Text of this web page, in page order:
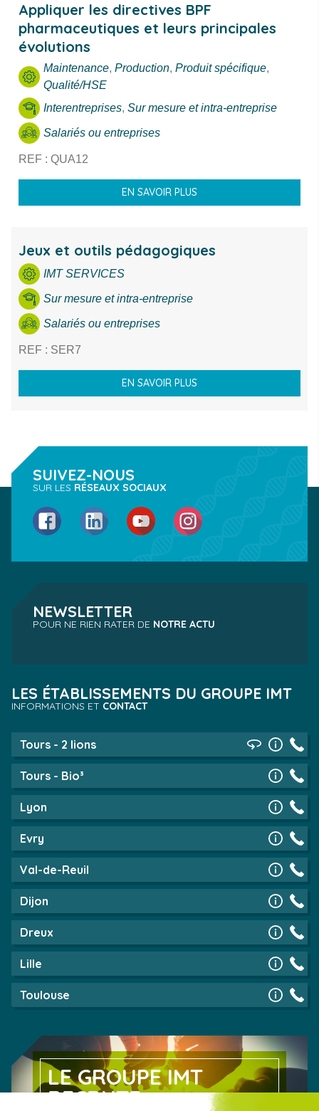
Appliquer les directives BPF
pharmaceutiques et leurs principales
évolutions
Maintenance, Production, Produit spécifique,
Qualité/HSE
Interentreprises, Sur mesure et intra-entreprise
Salariés ou entreprises
REF : QUA12
EN SAVOIR PLUS
Jeux et outils pédagogiques
IMT SERVICES
Sur mesure et intra-entreprise
Salariés ou entreprises
REF : SER7
EN SAVOIR PLUS
SUIVEZ-NOUS
SUR LES RÉSEAUX SOCIAUX
FacebookLinkedIn YouTube Instagram
NEWSLETTER
POUR NE RIEN RATER DE NOTRE ACTU
LES ÉTABLISSEMENTS DU GROUPE IMT
INFORMATIONS ET CONTACT
Tours - 2 lions
Tours - Bio³
Lyon
Evry
Val-de-Reuil
Dijon
Dreux
Lille
Toulouse
LE GROUPE IMT
RECRUTE